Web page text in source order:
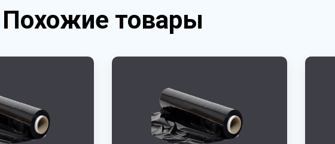
Похожие товары